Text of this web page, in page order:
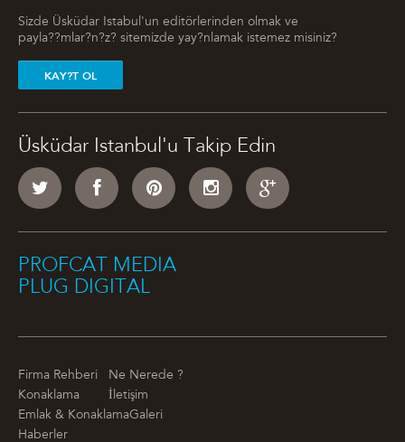
Sizde Üsküdar Istabul'un editörlerinden olmak ve
payla??mlar?n?z? sitemizde yay?nlamak istemez misiniz?
KAY?T OL
Üsküdar Istanbul'u Takip Edin
PROFCAT MEDIA
PLUG DIGITAL
Firma Rehberi
Ne Nerede ?
Konaklama
İletişim
Emlak & KonaklamaGaleri
Haberler